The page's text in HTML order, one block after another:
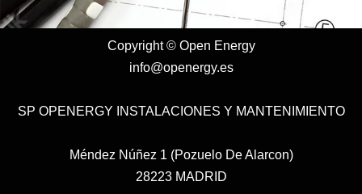
Copyright © Open Energy
info@openergy.es
SP OPENERGY INSTALACIONES Y MANTENIMIENTO
Méndez Núñez 1 (Pozuelo De Alarcon)
28223 MADRID